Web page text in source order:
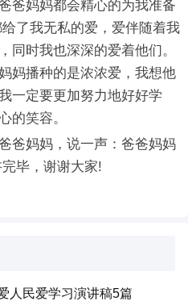
爸妈妈都会精心的为我准备
了我无私的爱，爱伴随着我
同时我也深深的爱着他们。
妈播种的是浓浓爱，我想他
一定要更加努力地好好学
的笑容。
爸妈妈，说一声：爸爸妈妈
毕，谢谢大家!
人民爱学习演讲稿5篇